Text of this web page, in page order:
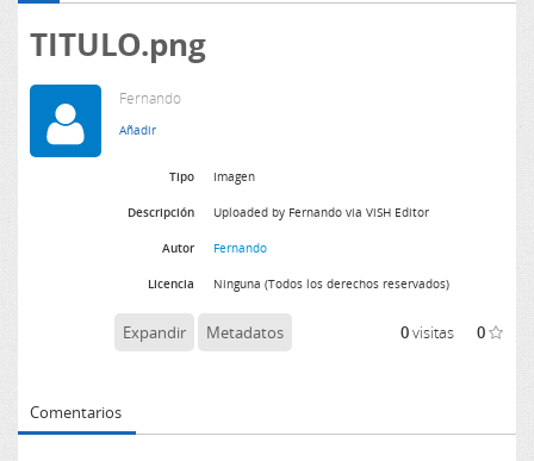
TITULO.png
Fernando
Tipo Imagen
Descripción Uploaded by Fernando via ViSH Editor
Autor Fernando
Licencia Ninguna (Todos los derechos reservados)
Expandir Metadatos 0visitas 0
Comentarios